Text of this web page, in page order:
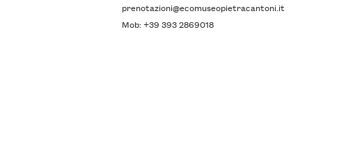
prenotazioni@ecomuseopietracantoni.it
Mob: +39 393 2869018